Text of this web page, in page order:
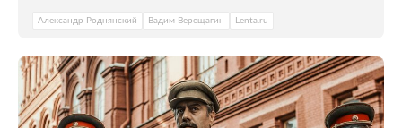
Александр Роднянский Вадим Верещагин Lenta.ru